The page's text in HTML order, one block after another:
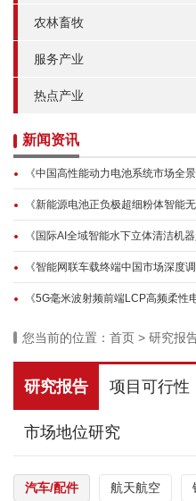
农林畜牧
服务产业
热点产业
新闻资讯
《中国高性能动力电池系统市场全
《新能源电池正负极超细粉体智能
《国际AI全域智能水下立体清洁机
《智能网联车载终端中国市场深度
《5G毫米波射频前端LCP高频柔
您当前的位置： 首页 > 研究报
研究报告 项目可行性
市场地位研究
汽车/配件 航天航空